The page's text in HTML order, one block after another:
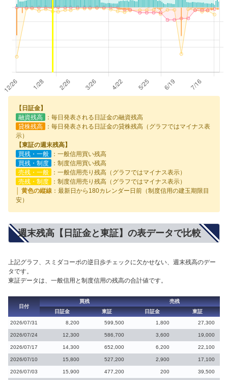
【日証金】
融資残高
：毎日発表される日証金の融資残高
貸株残高
：毎日発表される日証金の貸株残高（グラフではマイナス表
示）
【東証の週末残高】
買残・一般
：一般信用買い残高
買残・制度
：制度信用買い残高
売残・一般
：一般信用売り残高（グラフではマイナス表示）
売残・制度
：制度信用売り残高（グラフではマイナス表示）
│ 黄色の縦線 ：最新日から180カレンダー日前（制度信用の建玉期限目
安）
週末残高【日証金と東証】の表データで比較
上記グラフ、スミダコーポの逆日歩チェックに欠かせない、週末残高のデー
タです。
東証データは、一般信用と制度信用の残高の合計値です。
日付
買残
売残
日証金
東証 日証金
東証
2026/07/31
8,200 599,500 1,800 27,300
2026/07/24 12,300 586,700 3,600 19,000
2026/07/17 14,300 652,000 6,200 22,100
2026/07/10 15,800 527,200 2,900 17,100
2026/07/03 15,900 477,200 200 39,500